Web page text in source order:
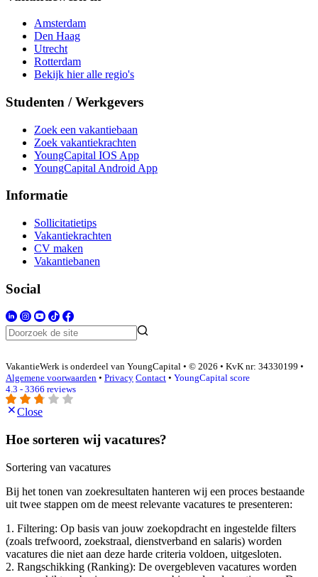
Amsterdam
Den Haag
Utrecht
Rotterdam
Bekijk hier alle regio's
Studenten / Werkgevers
Zoek een vakantiebaan
Zoek vakantiekrachten
YoungCapital IOS App
YoungCapital Android App
Informatie
Sollicitatietips
Vakantiekrachten
CV maken
Vakantiebanen
Social
VakantieWerk is onderdeel van YoungCapital • © 2026 • KvK nr: 34330199 •
Algemene voorwaarden • Privacy Contact • YoungCapital score
4.3 - 3366 reviews
Close
Hoe sorteren wij vacatures?
Sortering van vacatures
Bij het tonen van zoekresultaten hanteren wij een proces bestaande
uit twee stappen om de meest relevante vacatures te presenteren:
1. Filtering: Op basis van jouw zoekopdracht en ingestelde filters
(zoals trefwoord, zoekstraal, dienstverband en salaris) worden
vacatures die niet aan deze harde criteria voldoen, uitgesloten.
2. Rangschikking (Ranking): De overgebleven vacatures worden